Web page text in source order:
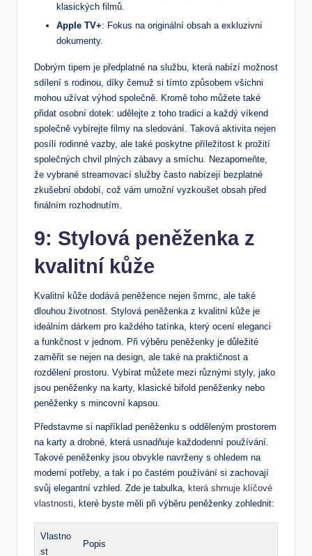
⁣klasických ‌filmů.
Apple ⁢TV+: Fokus na originální obsah a exkluzivní
dokumenty.
Dobrým tipem je předplatné na službu, ⁤která nabízí možnost‍
sdílení s ⁢rodinou, díky čemuž ⁢si‌ tímto způsobem‍ všichni
mohou užívat ​výhod společně. Kromě toho ​můžete také⁣
přidat osobní dotek: udělejte z toho tradici a‍ každý víkend
společně vybírejte filmy na sledování.⁤ Taková ‍aktivita nejen
posílí​ rodinné vazby, ale‌ také ​poskytne příležitost‌ k‌ prožití
společných ⁤chvil plných ⁤zábavy a smíchu. Nezapomeňte,
že vybrané streamovací⁤ služby často nabízejí bezplatné
zkušební období, což vám umožní vyzkoušet obsah⁤ před
finálním rozhodnutím.
9: Stylová peněženka ‌z
kvalitní kůže
Kvalitní​ kůže dodává peněžence ⁢nejen šmrnc, ale⁣ také
dlouhou ‌životnost. ‍Stylová peněženka z kvalitní ‍kůže je
ideálním⁤ dárkem pro každého tatínka, který ocení eleganci
a funkčnost v ⁣jednom. Při​ výběru peněženky je⁣ důležité
zaměřit se ‍nejen na design, ale také ​na praktičnost a
rozdělení prostoru. Vybírat můžete mezi různými styly,⁤ jako
jsou peněženky na ⁢karty, klasické​ bifold peněženky nebo
peněženky s mincovní kapsou.⁣
Představme si‍ například peněženku ​s‌ odděleným prostorem
na karty a drobné, ⁤která usnadňuje ​každodenní používání.
Takové peněženky ⁢jsou obvykle navrženy s ohledem na
⁤moderní potřeby, a tak i⁤ po častém ⁣používání si zachovají
svůj⁣ elegantní vzhled. Zde je tabulka,⁤
která shrnuje klíčové
vlastnosti , které‍ byste ⁤měli při výběru peněženky zohlednit:
Vlastno
st
Popis